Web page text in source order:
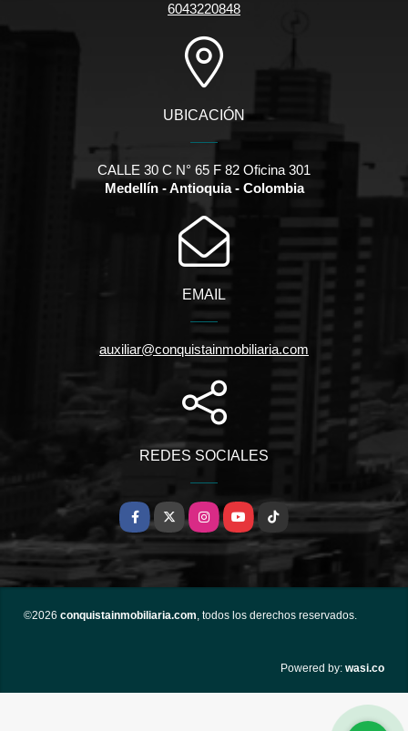
6043220848
UBICACIÓN
CALLE 30 C N° 65 F 82 Oficina 301
Medellín - Antioquia - Colombia
EMAIL
auxiliar@conquistainmobiliaria.com
REDES SOCIALES
Facebook
X InstagramYouTubeTikTok
©2026 conquistainmobiliaria.com, todos los derechos reservados.
Powered by: wasi.co